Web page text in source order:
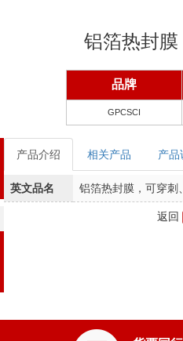
铝箔热封
品牌
GPCSCI
产品介绍 相关产品 产品
英文品名 铝箔热封膜，可穿刺
返回